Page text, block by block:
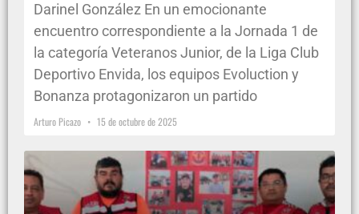
Darinel González En un emocionante
encuentro correspondiente a la Jornada 1 de
la categoría Veteranos Junior, de la Liga Club
Deportivo Envida, los equipos Evoluction y
Bonanza protagonizaron un partido
Arturo Picazo 15 de octubre de 2025